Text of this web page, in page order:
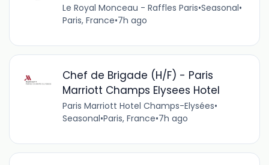
Le Royal Monceau - Raffles Paris•Seasonal•
Paris, France•7h ago
Chef de Brigade (H/F) - Paris
Marriott Champs Elysees Hotel
Paris Marriott Hotel Champs-Elysées•
Seasonal•Paris, France•7h ago